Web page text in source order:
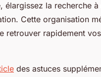
élargissez la recherche à
Cette organisation
retrouver rapidement
des astuces